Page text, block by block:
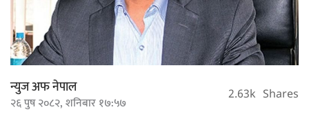
न्युज अफ नेपाल
२६ पुष २०८२, शनिबार १७:५७ 2.63k Shares